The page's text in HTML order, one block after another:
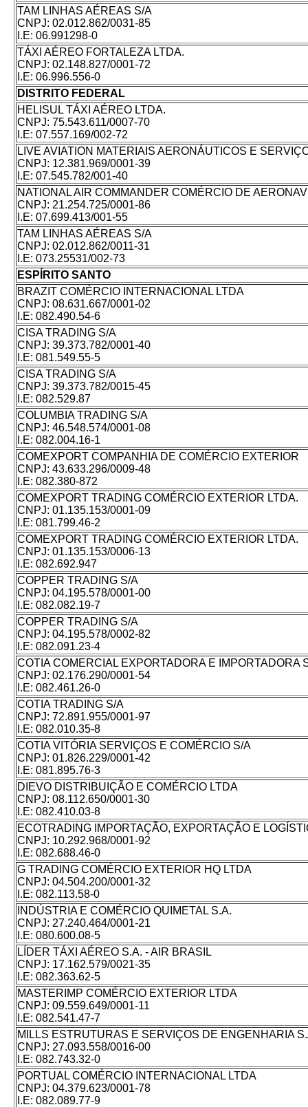
TAM LINHAS AÉREAS S/A
CNPJ: 02.012.862/0031-85
I.E: 06.991298-0
TÁXI AÉREO FORTALEZA LTDA.
CNPJ: 02.148.827/0001-72
I.E: 06.996.556-0
DISTRITO FEDERAL
HELISUL TÁXI AÉREO LTDA.
CNPJ: 75.543.611/0007-70
I.E: 07.557.169/002-72
LIVE AVIATION MATERIAIS AERONÁUTICOS E
CNPJ: 12.381.969/0001-39
I.E: 07.545.782/001-40
NATIONAL AIR COMMANDER COMÉRCIO DE
CNPJ: 21.254.725/0001-86
I.E: 07.699.413/001-55
TAM LINHAS AÉREAS S/A
CNPJ: 02.012.862/0011-31
I.E: 073.25531/002-73
ESPÍRITO SANTO
BRAZIT COMÉRCIO INTERNACIONAL LTDA
CNPJ: 08.631.667/0001-02
I.E: 082.490.54-6
CISA TRADING S/A
CNPJ: 39.373.782/0001-40
I.E: 081.549.55-5
CISA TRADING S/A
CNPJ: 39.373.782/0015-45
I.E: 082.529.87
COLUMBIA TRADING S/A
CNPJ: 46.548.574/0001-08
I.E: 082.004.16-1
COMEXPORT COMPANHIA DE COMÉRCIO EXTERIOR
CNPJ: 43.633.296/0009-48
I.E: 082.380-872
COMEXPORT TRADING COMÉRCIO EXTERIOR LTDA.
CNPJ: 01.135.153/0001-09
I.E: 081.799.46-2
COMEXPORT TRADING COMÉRCIO EXTERIOR LTDA.
CNPJ: 01.135.153/0006-13
I.E: 082.692.947
COPPER TRADING S/A
CNPJ: 04.195.578/0001-00
I.E: 082.082.19-7
COPPER TRADING S/A
CNPJ: 04.195.578/0002-82
I.E: 082.091.23-4
COTIA COMERCIAL EXPORTADORA E IMPORTADORA
CNPJ: 02.176.290/0001-54
I.E: 082.461.26-0
COTIA TRADING S/A
CNPJ: 72.891.955/0001-97
I.E: 082.010.35-8
COTIA VITÓRIA SERVIÇOS E COMÉRCIO S/A
CNPJ: 01.826.229/0001-42
I.E: 081.895.76-3
DIEVO DISTRIBUIÇÃO E COMÉRCIO LTDA
CNPJ: 08.112.650/0001-30
I.E: 082.410.03-8
ECOTRADING IMPORTAÇÃO, EXPORTAÇÃO E
CNPJ: 10.292.968/0001-92
I.E: 082.688.46-0
G TRADING COMÉRCIO EXTERIOR HQ LTDA
CNPJ: 04.504.200/0001-32
I.E: 082.113.58-0
INDÚSTRIA E COMÉRCIO QUIMETAL S.A.
CNPJ: 27.240.464/0001-21
I.E: 080.600.08-5
LÍDER TÁXI AÉREO S.A. - AIR BRASIL
CNPJ: 17.162.579/0021-35
I.E: 082.363.62-5
MASTERIMP COMÉRCIO EXTERIOR LTDA
CNPJ: 09.559.649/0001-11
I.E: 082.541.47-7
MILLS ESTRUTURAS E SERVIÇOS DE ENGENHARIA
CNPJ: 27.093.558/0016-00
I.E: 082.743.32-0
PORTUAL COMÉRCIO INTERNACIONAL LTDA
CNPJ: 04.379.623/0001-78
I.E: 082.089.77-9